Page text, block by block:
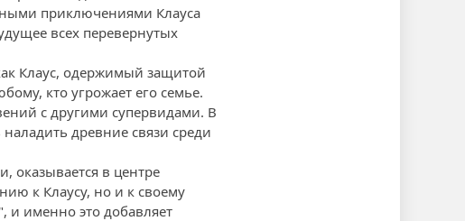
приключениями Клауса
всех перевернутых
Клаус, одержимый защитой
кто угрожает его семье.
с другими супервидами. В
древние связи среди
в центре
к Клаусу, но и к своему
и именно это добавляет